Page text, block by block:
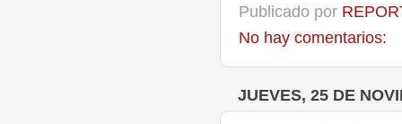
Publicado por
No hay comentarios:
JUEVES, 25 DE